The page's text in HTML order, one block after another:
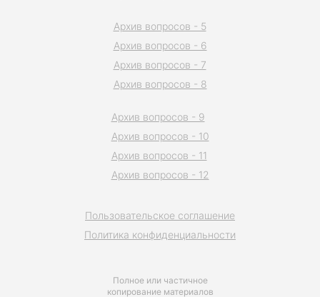
Полное или частичное
копирование материалов
Пользовательское соглашение
Политика конфиденциальности
Архив вопросов - 5
Архив вопросов - 6
Архив вопросов - 7
Архив вопросов - 8
Архив вопросов - 9
Архив вопросов - 10
Архив вопросов - 11
Архив вопросов - 12